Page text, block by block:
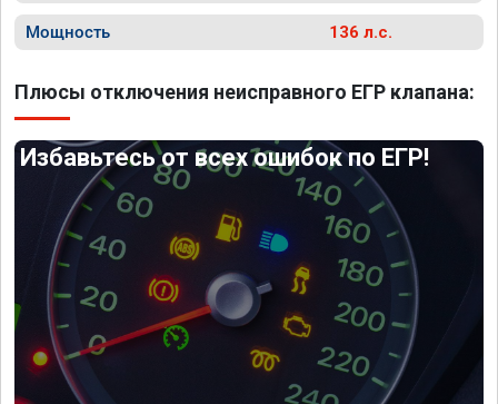
Мощность 136 л.с.
Плюсы отключения неисправного ЕГР клапана:
Избавьтесь от всех ошибок по ЕГР!